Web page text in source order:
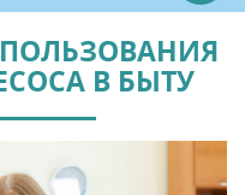
В БЫТУ